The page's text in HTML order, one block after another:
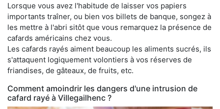
Lorsque vous avez l'habitude de laisser vos papiers
importants traîner, ou bien vos billets de banque, songez à
les mettre à l'abri sitôt que vous remarquez la présence de
cafards américains chez vous.
Les cafards rayés aiment beaucoup les aliments sucrés, ils
s'attaquent logiquement volontiers à vos réserves de
friandises, de gâteaux, de fruits, etc.
Comment amoindrir les dangers d'une intrusion de
cafard rayé à Villegailhenc ?